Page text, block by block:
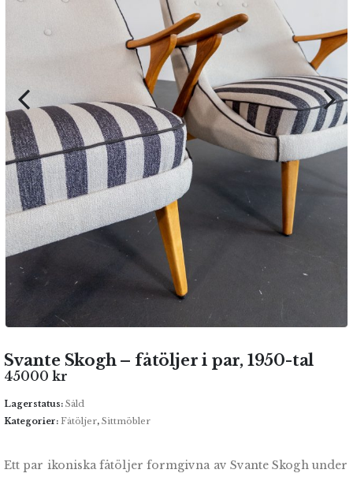
Svante Skogh – fåtöljer i par, 1950-tal
45000 kr
Lagerstatus: Såld
Kategorier: Fåtöljer, Sittmöbler
Ett par ikoniska fåtöljer formgivna av Svante Skogh under